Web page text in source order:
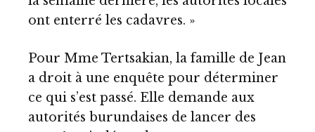
ont enterré les cadavres. »
Pour Mme Tertsakian, la famille de Jean
a droit à une enquête pour déterminer
ce qui s’est passé. Elle demande aux
autorités burundaises de lancer des